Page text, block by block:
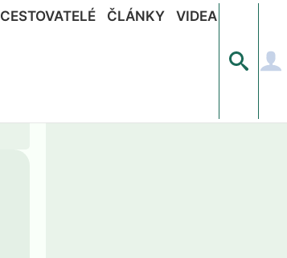
CESTOVATELÉ ČLÁNKY VIDEA